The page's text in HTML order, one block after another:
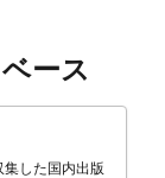
ース
集した国内出版